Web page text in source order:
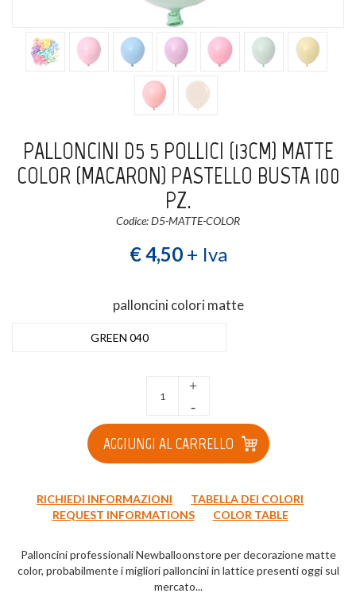
Login Registrati
Wishlist
PALLONCINI D5 5 POLLICI (13CM) MATTE
COLOR (MACARON) PASTELLO BUSTA 100
PZ.
Codice: D5-MATTE-COLOR
€ 4,50+ Iva
palloncini colori matte
GREEN 040
+
-
AGGIUNGI AL CARRELLO
RICHIEDI INFORMAZIONI
TABELLA DEI COLORI
REQUEST INFORMATIONS
COLOR TABLE
Palloncini professionali Newballoonstore per decorazione matte
color, probabilmente i migliori palloncini in lattice presenti oggi sul
mercato...